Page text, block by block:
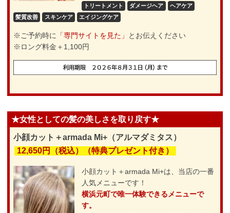
トリートメント ダメージヘア
ヘアケア
髪質改善
スキンケア エイジングケア
※ご予約時に 「専門サイトを見た」
とお伝えください
※ロング料金＋1,100円
★女性としての髪の美しさを取り戻す★
小顔カット＋armada Mi+（アルマダミタス）
12,650円（税込）（特典プレゼント付き）
小顔カット＋armada Mi+は、当店の一番
人気メニューです！
横浜元町で唯一体験できるメニューで
す。